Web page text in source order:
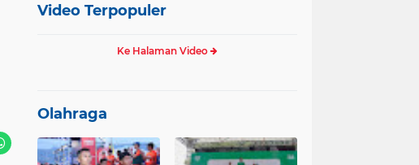
Video Terpopuler
Ke Halaman Video
Olahraga